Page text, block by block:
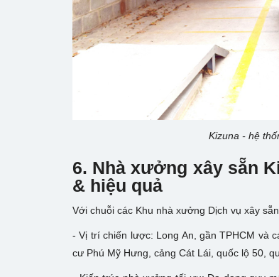
Kizuna - hệ
6. Nhà xưởng xây sẵn
& hiệu quả
Với chuỗi các Khu nhà xưởng Dịch vụ xây
- Vị trí chiến lược: Long An, gần TPHCM và
cư Phú Mỹ Hưng, cảng Cát Lái, quốc lộ 50,